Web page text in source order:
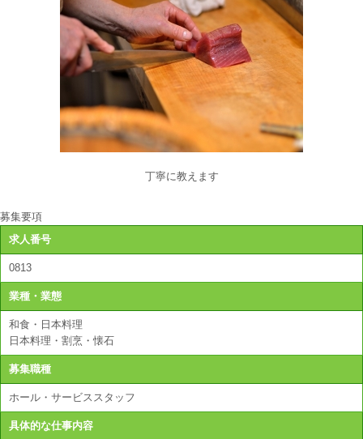
丁寧に教えます
募集要項
求人番号
0813
業種・業態
和食・日本料理
日本料理・割烹・懐石
募集職種
ホール・サービススタッフ
具体的な仕事内容